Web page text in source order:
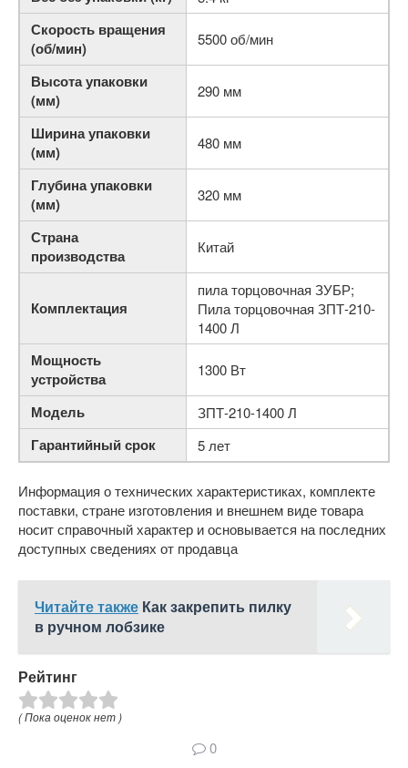
Скорость вращения
(об/мин)
5500 об/мин
Высота упаковки
(мм)
290 мм
Ширина упаковки
(мм)
480 мм
Глубина упаковки
(мм)
320 мм
Страна
производства
Китай
Комплектация
пила торцовочная ЗУБР;
Пила торцовочная ЗПТ-210-
1400 Л
Мощность
устройства
1300 Вт
Модель ЗПТ-210-1400 Л
Гарантийный срок 5 лет
Информация о технических характеристиках, комплекте
поставки, стране изготовления и внешнем виде товара
носит справочный характер и основывается на последних
доступных сведениях от продавца
Читайте также Как закрепить пилку
в ручном лобзике
Рейтинг
( Пока оценок нет )
0